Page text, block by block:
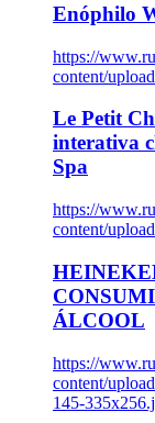
Enóphilo
https://
content/
Le Petit
interativa
Spa
https://
content/
ÁLCOOL
https://
content/
145-